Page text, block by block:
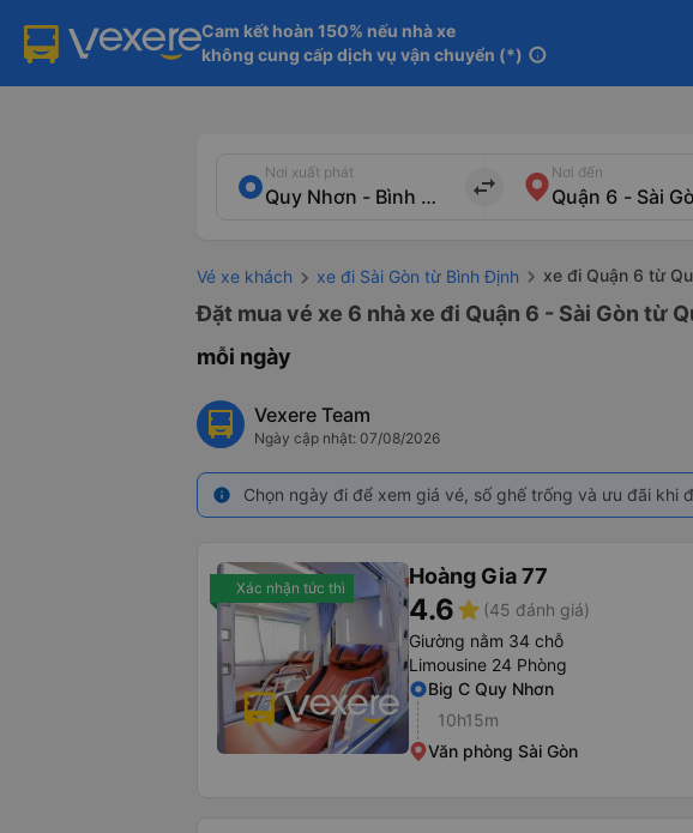
Cam kết hoàn 150% nếu nhà xe
không cung cấp dịch vụ vận chuyển (*) info
Nơi xuất phát
import_export
Nơi đến
Vé xe khách xe đi Sài Gòn từ Bình Định xe đi Quận 6 từ
Đặt mua vé xe 6 nhà xe đi Quận 6 - Sài Gòn từ
mỗi ngày
Vexere Team
Ngày cập nhật: 07/08/2026
info Chọn ngày đi để xem giá vé, số ghế trống và ưu đãi khi
Xác nhận tức thì Hoàng Gia 77
4.6star (45 đánh giá)
Giường nằm 34 chỗ
Limousine 24 Phòng
Big C Quy Nhơn
10h15m
Văn phòng Sài Gòn